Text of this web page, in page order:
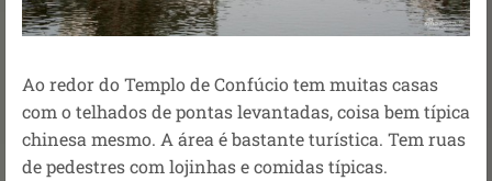
Ao redor do Templo de Confúcio tem muitas casas
com o telhados de pontas levantadas, coisa bem típica
chinesa mesmo. A área é bastante turística. Tem ruas
de pedestres com lojinhas e comidas típicas.